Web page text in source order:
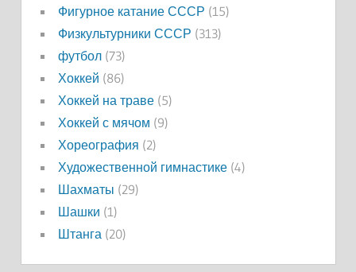
Фигурное катание СССР (15)
Физкультурники СССР (313)
футбол(73)
Хоккей (86)
Хоккей на траве(5)
Хоккей с мячом (9)
Хореография (2)
Художественной гимнастике(4)
Шахматы (29)
Шашки (1)
Штанга (20)